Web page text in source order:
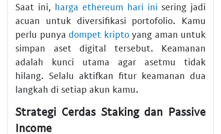
Saat ini, harga ethereum hari ini sering jadi
acuan untuk diversifikasi portofolio. Kamu
perlu punya dompet kriptoyang aman untuk
simpan aset digital tersebut. Keamanan
adalah kunci utama agar asetmu tidak
hilang. Selalu aktifkan fitur keamanan dua
langkah di setiap akun kamu.
Strategi Cerdas Staking dan Passive
Income